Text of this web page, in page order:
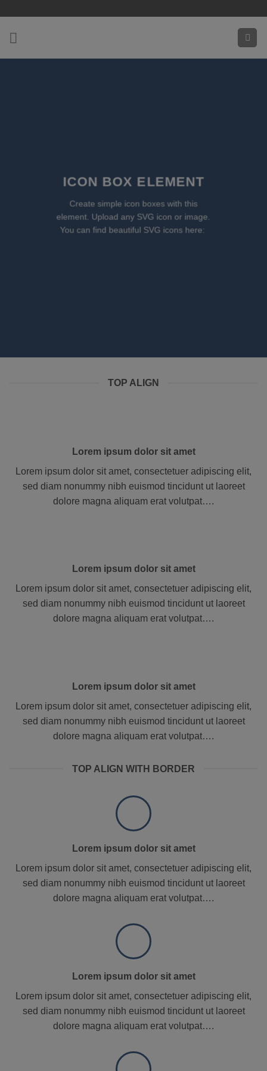
springen
ICON BOX ELEMENT
Create simple icon boxes with this
element. Upload any SVG icon or image.
You can find beautiful SVG icons here:
TOP ALIGN
Lorem ipsum dolor sit amet
Lorem ipsum dolor sit amet, consectetuer adipiscing elit,
sed diam nonummy nibh euismod tincidunt ut laoreet
dolore magna aliquam erat volutpat….
Lorem ipsum dolor sit amet
Lorem ipsum dolor sit amet, consectetuer adipiscing elit,
sed diam nonummy nibh euismod tincidunt ut laoreet
dolore magna aliquam erat volutpat….
Lorem ipsum dolor sit amet
Lorem ipsum dolor sit amet, consectetuer adipiscing elit,
sed diam nonummy nibh euismod tincidunt ut laoreet
dolore magna aliquam erat volutpat….
TOP ALIGN WITH BORDER
Lorem ipsum dolor sit amet
Lorem ipsum dolor sit amet, consectetuer adipiscing elit,
sed diam nonummy nibh euismod tincidunt ut laoreet
dolore magna aliquam erat volutpat….
Lorem ipsum dolor sit amet
Lorem ipsum dolor sit amet, consectetuer adipiscing elit,
sed diam nonummy nibh euismod tincidunt ut laoreet
dolore magna aliquam erat volutpat….